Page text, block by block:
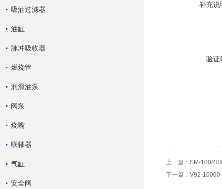
吸油过滤器
油缸
脉冲吸收器
燃烧管
润滑油泵
阀泵
烧嘴
联轴器
气缸
安全阀
补充说
验证
上一篇： SM-100/
下一篇： V92-